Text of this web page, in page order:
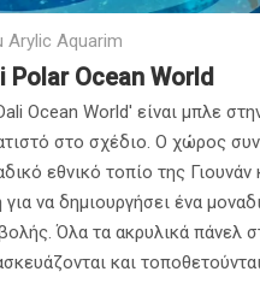
Arylic Aquarim
Polar Ocean World
Ocean World' είναι μπλε
στο σχέδιο. Ο χώρος
εθνικό τοπίο της Γιουνάν
για να δημιουργήσει ένα
Όλα τα ακρυλικά πάνελ
και